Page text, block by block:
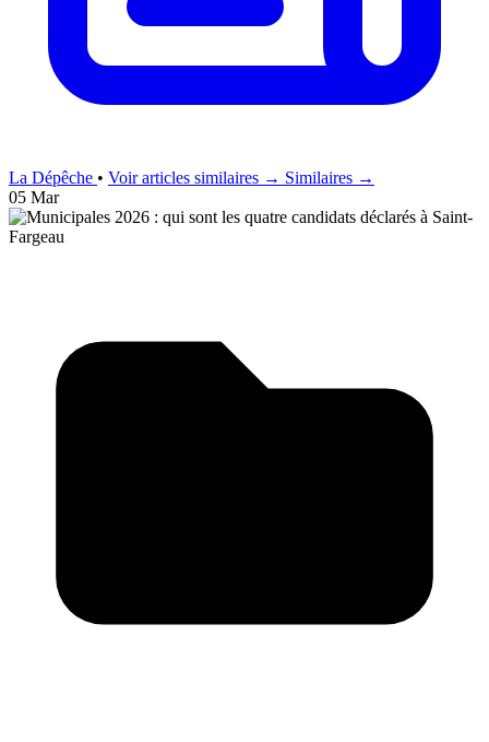
La Dépêche • Voir articles similaires → Similaires →
05 Mar